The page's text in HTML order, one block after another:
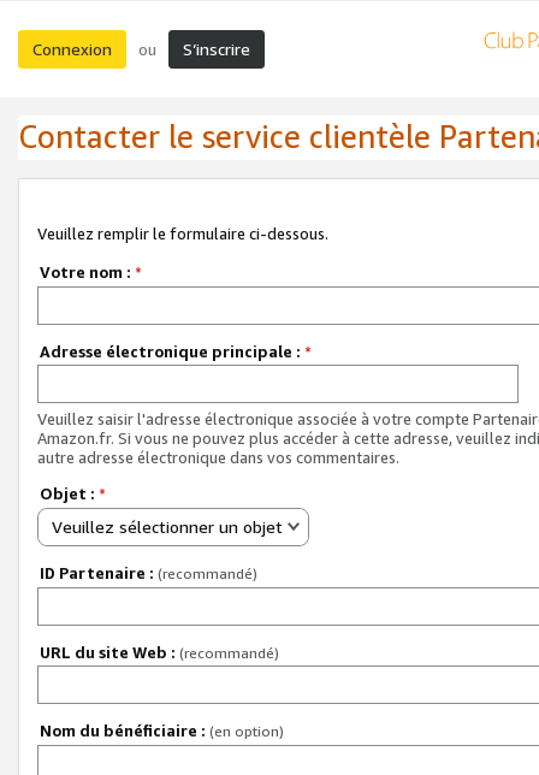
Connexion ou S’inscrire
Contacter le service clientèle
Veuillez remplir le formulaire ci-dessous.
Votre nom : *
Adresse électronique principale : *
Veuillez saisir l'adresse électronique associée à votre compte
Amazon.fr. Si vous ne pouvez plus accéder à cette adresse, veuillez
autre adresse électronique dans vos commentaires.
Objet : *
Veuillez sélectionner un objet
ID Partenaire : (recommandé)
URL du site Web : (recommandé)
Nom du bénéficiaire : (en option)